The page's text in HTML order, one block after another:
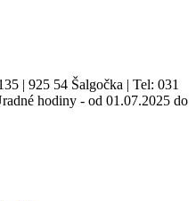
| 925 54 Šalgočka | Tel: 031
hodiny - od 01.07.2025 do